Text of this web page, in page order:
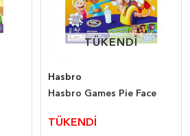
TÜKENDİ
TÜKENDİ
Hasbro
Hasbro Games Pie Face
TÜKENDİ